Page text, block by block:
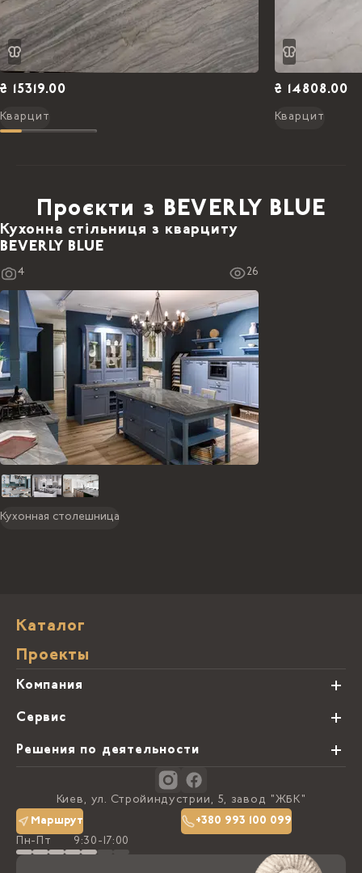
₴ 15319.00
Кварцит
₴ 14808.00
Кварцит
Проєкти з BEVERLY BLUE
Кухонна стільниця з кварциту
BEVERLY BLUE
4 26
Кухонная столешница
Каталог
Проекты
Компания
О нас
Блог
Политика конфиденциальности
Доставка та оплата
Сервис
Виды обработки камня
Решения по деятельности
Киев, ул. Стройиндустрии, 5, завод "ЖБК"
Маршрут
+380 993 100 099
Пн-Пт
9:30-17:00